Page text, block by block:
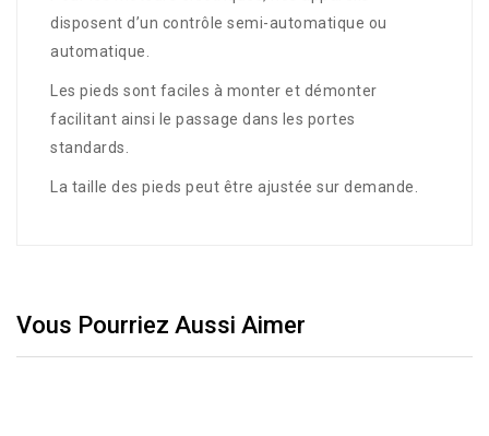
disposent d’un contrôle semi-automatique ou
automatique.
Les pieds sont faciles à monter et démonter
facilitant ainsi le passage dans les portes
standards.
La taille des pieds peut être ajustée sur demande.
Vous Pourriez Aussi Aimer